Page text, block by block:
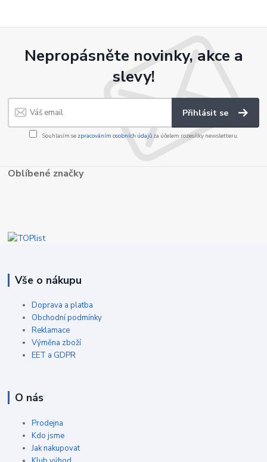
Nepropásněte novinky, akce a
slevy!
Přihlásit se
Souhlasím se zpracováním osobních údajůza účelem rozesílky newsletteru.
Oblíbené značky
Vše o nákupu
Doprava a platba
Obchodní podmínky
Reklamace
Výměna zboží
EET a GDPR
O nás
Prodejna
Kdo jsme
Jak nakupovat